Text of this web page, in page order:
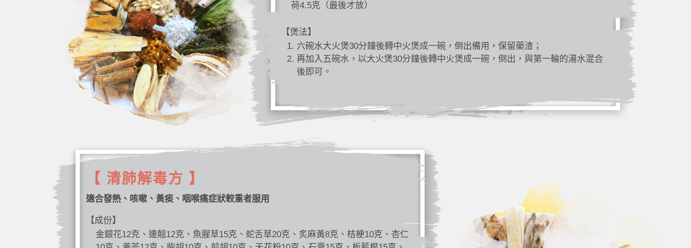
荷4.5克（最後才放）
【煲法】
六碗水大火煲30分鐘後轉中火煲成一碗，倒出備用，保留藥渣；
再加入五碗水，以大火煲30分鐘後轉中火煲成一碗，倒出，與第一輪的湯水混合
後即可。
【 清肺解毒方 】
適合發熱、咳嗽、黃痰、咽喉痛症狀較重者服用
【成份】
金銀花12克、連翹12克、魚腥草15克、蛇舌草20克、炙麻黃8克、桔梗10克、杏仁